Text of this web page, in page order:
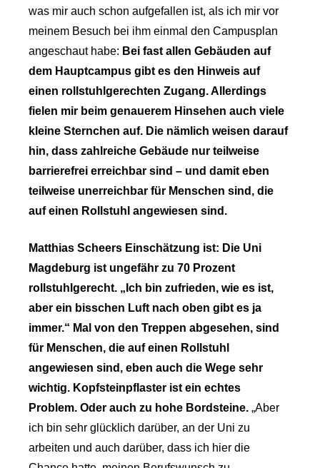
was mir auch schon aufgefallen ist, als ich mir vor
meinem Besuch bei ihm einmal den Campusplan
angeschaut habe: Bei fast allen Gebäuden auf
dem Hauptcampus gibt es den Hinweis auf
einen rollstuhlgerechten Zugang. Allerdings
fielen mir beim genauerem Hinsehen auch viele
kleine Sternchen auf. Die nämlich weisen darauf
hin, dass zahlreiche Gebäude nur teilweise
barrierefrei erreichbar sind – und damit eben
teilweise unerreichbar für Menschen sind, die
auf einen Rollstuhl angewiesen sind.
Matthias Scheers Einschätzung ist: Die Uni
Magdeburg ist ungefähr zu 70 Prozent
rollstuhlgerecht. „Ich bin zufrieden, wie es ist,
aber ein bisschen Luft nach oben gibt es ja
immer.“ Mal von den Treppen abgesehen, sind
für Menschen, die auf einen Rollstuhl
angewiesen sind, eben auch die Wege sehr
wichtig. Kopfsteinpflaster ist ein echtes
Problem. Oder auch zu hohe Bordsteine. „Aber
ich bin sehr glücklich darüber, an der Uni zu
arbeiten und auch darüber, dass ich hier die